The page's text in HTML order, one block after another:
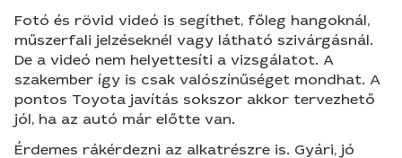
Fotó és rövid videó is segíthet, főleg hangoknál,
műszerfali jelzéseknél vagy látható szivárgásnál.
De a videó nem helyettesíti a vizsgálatot. A
szakember így is csak valószínűséget mondhat. A
pontos Toyota javítás sokszor akkor tervezhető
jól, ha az autó már előtte van.
Érdemes rákérdezni az alkatrészre is. Gyári, jó